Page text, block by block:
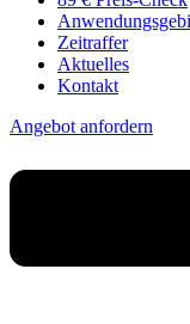
Zeitraffer
Aktuelles
Kontakt
Angebot anfordern